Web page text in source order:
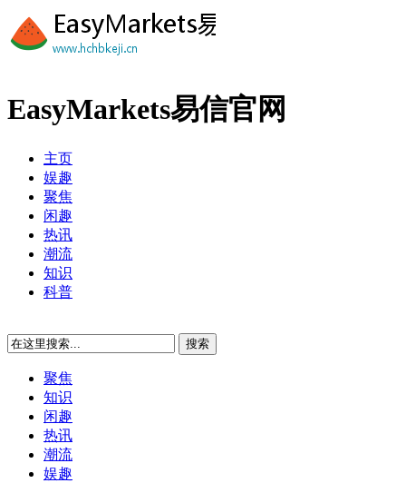
EasyMarkets易信官网
主页
娱趣
聚焦
闲趣
热讯
潮流
知识
科普
聚焦
知识
闲趣
热讯
潮流
娱趣